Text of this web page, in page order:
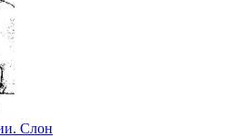
Слон